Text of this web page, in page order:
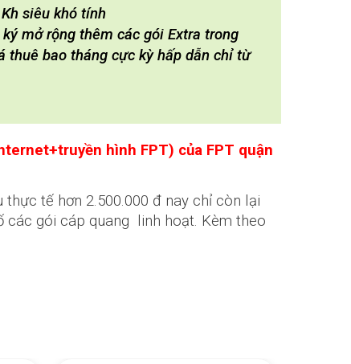
siêu khó tính
mở rộng thêm các gói Extra trong
thuê bao tháng cực kỳ hấp dẫn chỉ từ
hình FPT) của FPT quận
tế hơn 2.500.000 đ nay chỉ còn lại
các gói cáp quang linh hoạt. Kèm theo